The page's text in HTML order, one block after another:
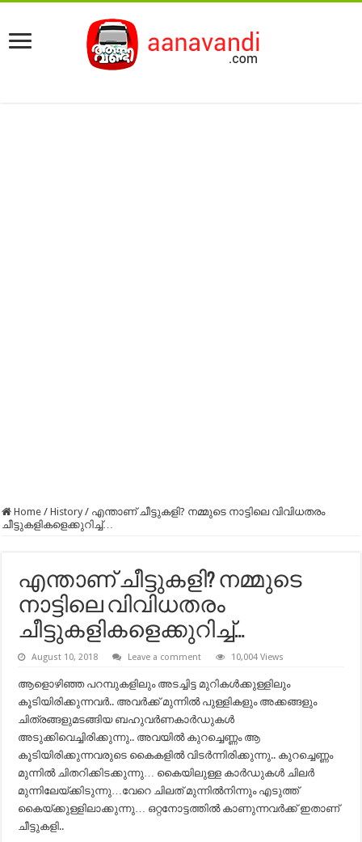
Home / History / എന്താണ് ചീട്ടുകളി? നമ്മുടെ നാട്ടിലെ വിവിധതരം
ചീട്ടുകളികളെക്കുറിച്ച്…
എന്താണ് ചീട്ടുകളി? നമ്മുടെ
നാട്ടിലെ വിവിധതരം
ചീട്ടുകളികളെക്കുറിച്ച്…
August 10, 2018 Leave a comment 10,004 Views
ആളൊഴിഞ്ഞ പറമ്പുകളിലും അടച്ചിട്ട മുറികള്‍ക്കുള്ളിലും
കൂടിയിരിക്കുന്നവര്‍.. അവര്‍ക്ക് മുന്നില്‍ പുള്ളികളും അക്കങ്ങളും
ചിത്രങ്ങളുമടങ്ങിയ ബഹുവര്‍ണകാര്‍ഡുകള്‍
അടുക്കിവെച്ചിരിക്കുന്നു.. അവയില്‍ കുറച്ചെണ്ണം ആ
കൂടിയിരിക്കുന്നവരുടെ കൈകളില്‍ വിടര്‍ന്നിരിക്കുന്നു.. കുറച്ചെണ്ണം
മുന്നില്‍ ചിതറിക്കിടക്കുന്നു… കൈയിലുള്ള കാര്‍ഡുകള്‍ ചിലര്‍
മുന്നിലേയ്ക്കിടുന്നു…വേറെ ചിലത് മുന്നില്‍നിന്നും എടുത്ത്
കൈയ്ക്കുള്ളിലാക്കുന്നു… ഒറ്റനോട്ടത്തില്‍ കാണുന്നവര്‍ക്ക് ഇതാണ്
ചീട്ടുകളി..